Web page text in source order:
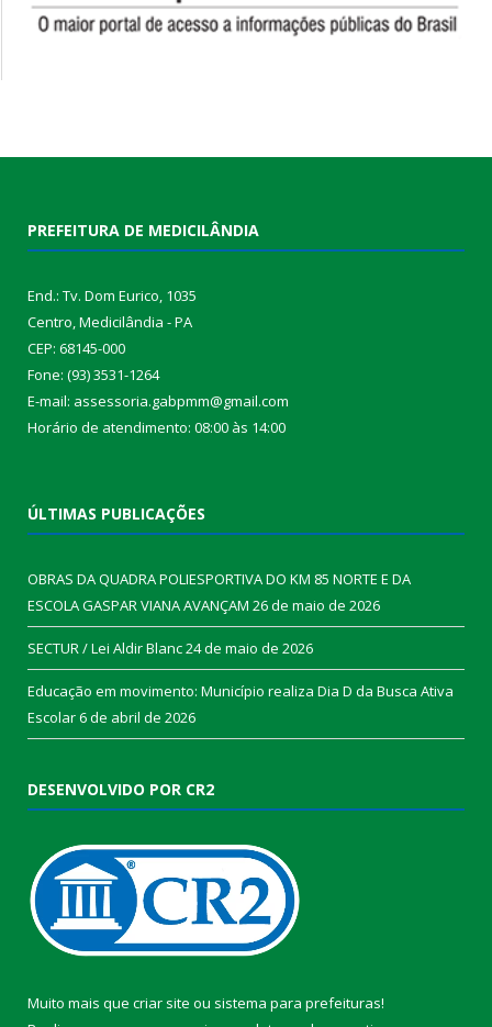
PREFEITURA DE MEDICILÂNDIA
End.: Tv. Dom Eurico, 1035
Centro, Medicilândia - PA
CEP: 68145-000
Fone: (93) 3531-1264
E-mail: assessoria.gabpmm@gmail.com
Horário de atendimento: 08:00 às 14:00
ÚLTIMAS PUBLICAÇÕES
OBRAS DA QUADRA POLIESPORTIVA DO KM 85 NORTE E DA
ESCOLA GASPAR VIANA AVANÇAM 26 de maio de 2026
SECTUR / Lei Aldir Blanc24 de maio de 2026
Educação em movimento: Município realiza Dia D da Busca Ativa
Escolar6 de abril de 2026
DESENVOLVIDO POR CR2
Muito mais que criar site ou sistema para prefeituras!